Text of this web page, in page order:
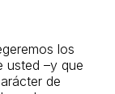
los
usted –y que
de